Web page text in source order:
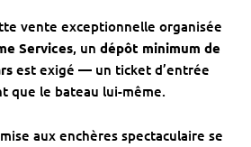
vente exceptionnelle organisée
Services, un dépôt minimum de
est exigé — un ticket d’entrée
que le bateau lui-même.
aux enchères spectaculaire se